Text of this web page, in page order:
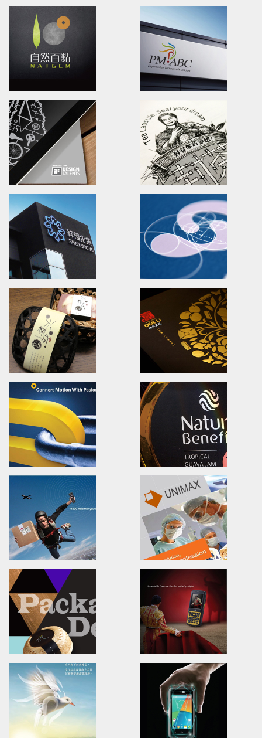
VDS
packaging/marketing/Communication
活力東勢/品牌診斷/包裝設計/品牌內化訓練
Zhinature
Branding/packaging/
天然芝道/品牌識別設計/包裝設計/
PEIXO Brave Forward!
Branding.packaging.marketing.
沛士歐/品牌識別/包裝設計/行銷策略
YUANSHAN
Branding.marketing.
水啦!員山休閒農業區/品牌活動識
100% TEA
Branding.packaging.marketing.
自然百點/品牌識別/包裝設計/行銷策略
PM-ABC
長宏專案/品牌識別/包裝設計/行銷
IDBC! AWARD
Brand Identity.packaging.poster design.
全球自行車比賽/活動識別/包裝設計/簡介設計
CHA TEI TEA HOUES
喜堂茶業/活動識別/包裝設計/行銷
ShayangYe Logo Design
Brand Identity.Logo design
祥儀企業/品牌識別形象設計/LOGO設計
SYNMOSA GROUP
The leading Specialty
Biopharmaceutical
創新與前瞻視野的亞洲特色製藥集
健喬信元集團全新形象
Shui Liu Jia 68 Soap
Brand Identity.Packaging.website
水柳角68手工皂舖/品牌識別/包裝設計/網站形象
DER-LI 80th Old Store
Brand
花蓮德利豆乾/品牌規劃/包裝設計/
TiMOTION
Poster.Advertising.Print.Magazine
第一傳動/海報設計/廣告設計/展場主視覺形象
NATURA BENEFITS
Brand
食安生技-紅心芭樂果醬/包裝設計/
CIPHERLAB 9200
Advertising.Video.Print.Magazine
欣技資訊/全球廣告設計/產品影片/網站形象
UNIMAX
Brand
普威國際/品牌設計/海報設計/網頁